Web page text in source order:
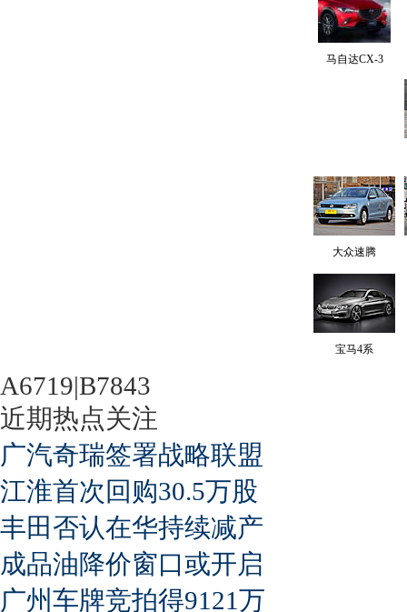
马自达CX-3
大众速腾
宝马4系
A6719|B7843
近期热点关注
广汽奇瑞签署战略联盟
江淮首次回购30.5万股
丰田否认在华持续减产
成品油降价窗口或开启
广州车牌竞拍得9121万